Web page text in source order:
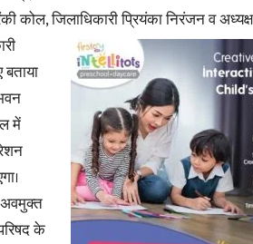
Paper
कोल, जिलाधिकारी प्रियंका निरंजन व
में
के